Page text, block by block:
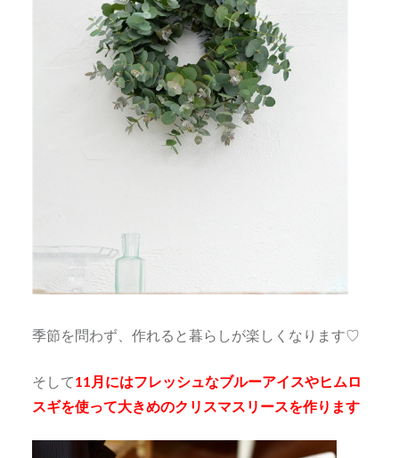
季節を問わず、作れると暮らしが楽しくなります♡
そして11月にはフレッシュなブルーアイスやヒムロ
スギを使って大きめのクリスマスリースを作ります